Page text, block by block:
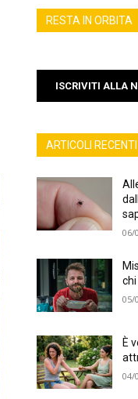
RESTA IN ORBITA
ISCRIVITI ALLA
ARTICOLI RECENTI
06/
05/
È
04/